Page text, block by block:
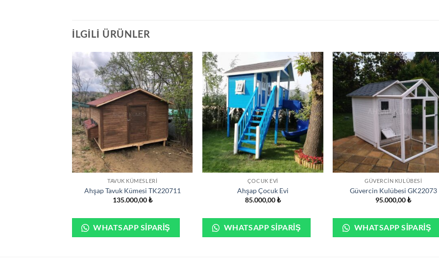
İLGILI ÜRÜNLER
Add to
wishlist
TAVUK KÜMESLERI
Ahşap Tavuk Kümesi TK220711
135.000,00₺
WHATSAPP SIPARIŞ
Add to
wishlist
ÇOCUK EVI
Ahşap Çocuk Evi
85.000,00₺
WHATSAPP SIPARIŞ
GÜVERCIN KULÜBESI
Güvercin Kulübesi GK22073
95.000,00₺
WHATSAPP SIPARIŞ